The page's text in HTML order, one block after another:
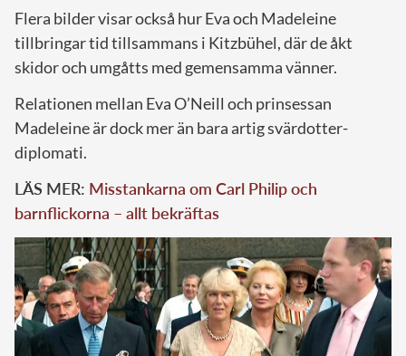
Flera bilder visar också hur Eva och Madeleine
tillbringar tid tillsammans i Kitzbühel, där de åkt
skidor och umgåtts med gemensamma vänner.
Relationen mellan Eva O’Neill och prinsessan
Madeleine är dock mer än bara artig svärdotter-
diplomati.
LÄS MER: Misstankarna om Carl Philip och
barnflickorna – allt bekräftas